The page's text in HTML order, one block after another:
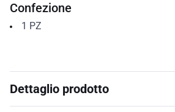
Confezione
1 PZ
Dettaglio prodotto